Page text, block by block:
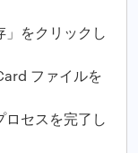
をクリックし
ファイルを
ロセスを完了し